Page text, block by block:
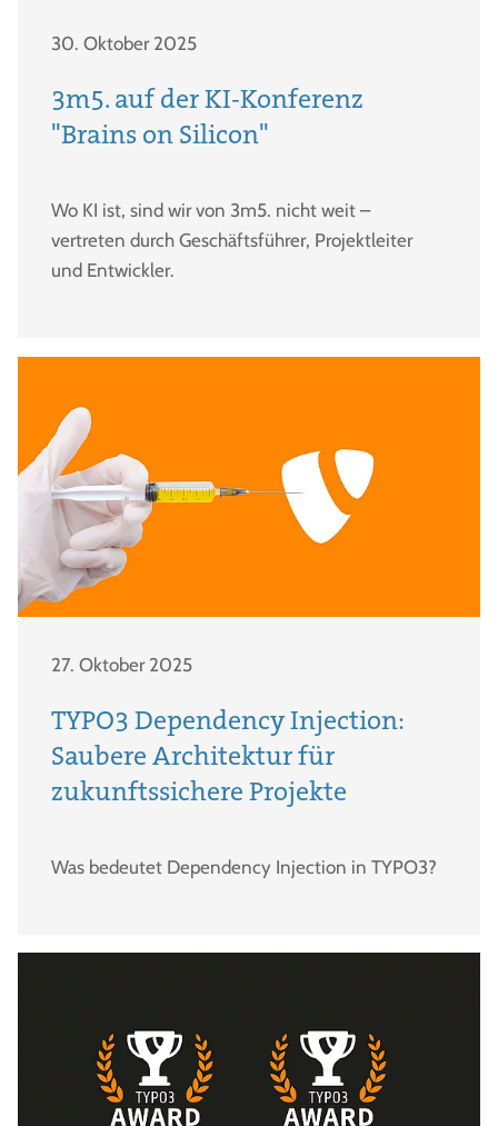
30. Oktober 2025
3m5. auf der KI-Konferenz
"Brains on Silicon"
Wo KI ist, sind wir von 3m5. nicht weit –
vertreten durch Geschäftsführer, Projektleiter
und Entwickler.
27. Oktober 2025
TYPO3 Dependency Injection:
Saubere Architektur für
zukunftssichere Projekte
Was bedeutet Dependency Injection in TYPO3?